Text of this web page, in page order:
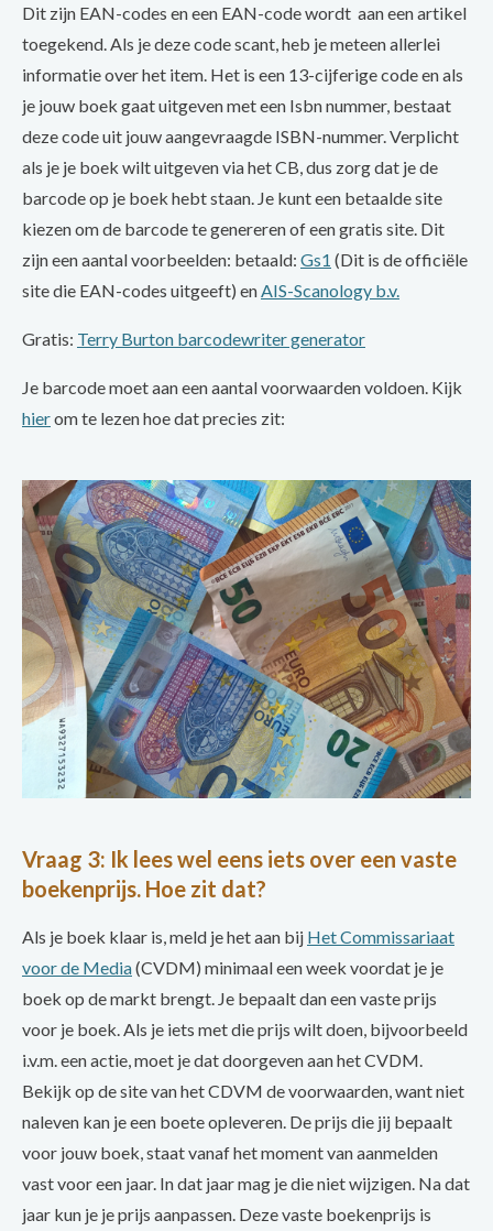
Dit zijn EAN-codes en een EAN-code wordt aan een artikel
toegekend. Als je deze code scant, heb je meteen allerlei
informatie over het item. Het is een 13-cijferige code en als
je jouw boek gaat uitgeven met een Isbn nummer, bestaat
deze code uit jouw aangevraagde ISBN-nummer. Verplicht
als je je boek wilt uitgeven via het CB, dus zorg dat je de
barcode op je boek hebt staan. Je kunt een betaalde site
kiezen om de barcode te genereren of een gratis site. Dit
zijn een aantal voorbeelden: betaald: Gs1 (Dit is de officiële
site die EAN-codes uitgeeft) enAIS-Scanology b.v.
Gratis: Terry Burton barcodewriter generator
Je barcode moet aan een aantal voorwaarden voldoen. Kijk
hierom te lezen hoe dat precies zit:
Vraag 3: Ik lees wel eens iets over een vaste
boekenprijs. Hoe zit dat?
Als je boek klaar is, meld je het aan bij Het Commissariaat
voor de Media(CVDM) minimaal een week voordat je je
boek op de markt brengt. Je bepaalt dan een vaste prijs
voor je boek. Als je iets met die prijs wilt doen, bijvoorbeeld
i.v.m. een actie, moet je dat doorgeven aan het CVDM.
Bekijk op de site van het CDVM de voorwaarden, want niet
naleven kan je een boete opleveren. De prijs die jij bepaalt
voor jouw boek, staat vanaf het moment van aanmelden
vast voor een jaar. In dat jaar mag je die niet wijzigen. Na dat
jaar kun je je prijs aanpassen. Deze vaste boekenprijs is